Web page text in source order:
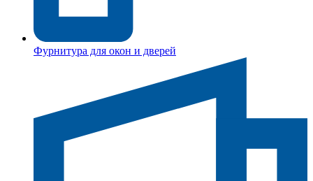
Фурнитура для окон и дверей